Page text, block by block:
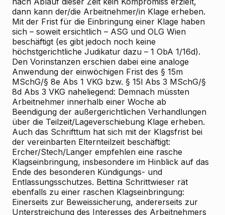
dann kann der/die Arbeitnehmer/in Klage erheben.
Mit der Frist für die Einbringung einer Klage haben
sich – soweit ersichtlich – ASG und OLG Wien
beschäftigt (es gibt jedoch noch keine
höchstgerichtliche Judikatur dazu – 1 ObA 1/16d).
Den Vorinstanzen erschien dabei eine analoge
Anwendung der einwöchigen Frist des § 15m
MSchG/§ 8e Abs 1 VKG bzw. § 15l Abs 3 MSchG/§
8d Abs 3 VKG naheliegend: Demnach müssten
Arbeitnehmer innerhalb einer Woche ab
Beendigung der außergerichtlichen Verhandlungen
über die Teilzeit/Lageverschiebung Klage erheben.
Auch das Schrifttum hat sich mit der Klagsfrist bei
der vereinbarten Elternteilzeit beschäftigt:
Ercher/Stech/Langer empfehlen eine rasche
Klagseinbringung, insbesondere im Hinblick auf das
Ende des besonderen Kündigungs- und
Entlassungsschutzes. Bettina Schrittwieser rät
ebenfalls zu einer raschen Klagseinbringung:
Einerseits zur Beweissicherung, andererseits zur
Unterstreichung des Interesses des Arbeitnehmers